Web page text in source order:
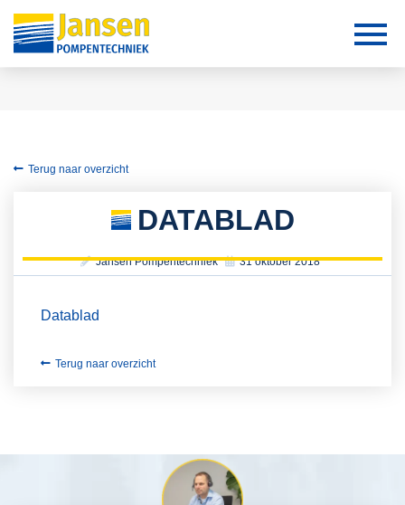
Terug naar overzicht
DATABLAD
Jansen Pompentechniek 31 oktober 2018
Datablad
Terug naar overzicht